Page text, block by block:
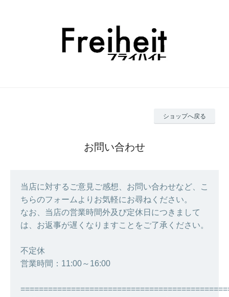
ショップへ戻る
お問い合わせ
当店に対するご意見ご感想、お問い合わせなど、こ
ちらのフォームよりお気軽にお尋ねください。
なお、当店の営業時間外及び定休日につきまして
は、お返事が遅くなりますことをご了承ください。
不定休
営業時間：11:00～16:00